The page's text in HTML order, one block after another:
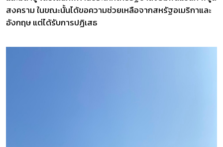
สงคราม ในขณะนั้นได้ขอความช่วยเหลือจากสหรัฐอเมริกาและ
อังกฤษ แต่ได้รับการปฏิเสธ